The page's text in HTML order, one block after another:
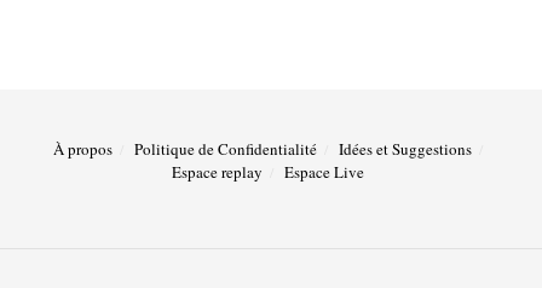
À propos Politique de Confidentialité
Idées et Suggestions
Espace replay
Espace Live